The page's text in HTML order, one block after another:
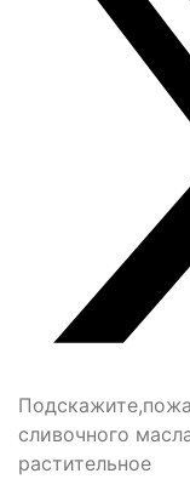
сливочного
растительное